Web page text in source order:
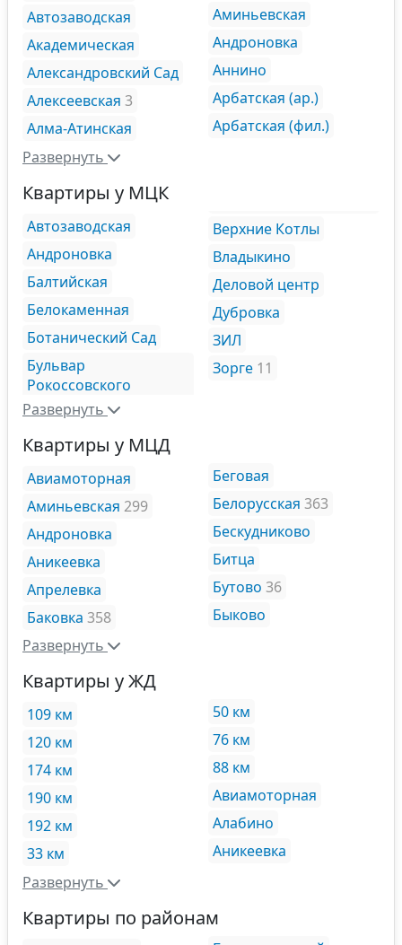
Автозаводская
Академическая
Александровский Сад
Алексеевская 3
Алма-Атинская
Аминьевская
Андроновка
Аннино
Арбатская (ар.)
Арбатская (фил.)
Развернуть
Квартиры у МЦК
Автозаводская
Андроновка
Балтийская
Белокаменная
Ботанический Сад
Бульвар
Рокоссовского
Верхние Котлы
Владыкино
Деловой центр
Дубровка
ЗИЛ
Зорге 11
Развернуть
Квартиры у МЦД
Авиамоторная
Аминьевская 299
Андроновка
Аникеевка
Апрелевка
Баковка 358
Беговая
Белорусская 363
Бескудниково
Битца
Бутово 36
Быково
Развернуть
Квартиры у ЖД
109 км
120 км
174 км
190 км
192 км
33 км
50 км
76 км
88 км
Авиамоторная
Алабино
Аникеевка
Развернуть
Квартиры по районам